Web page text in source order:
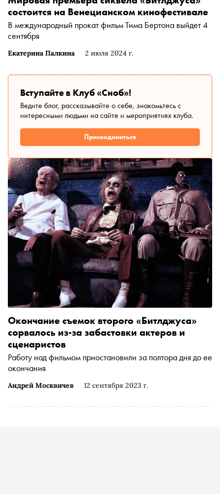
Екатерина Палкина 2 июля 2024 г.
состоится на Венецианском кинофестивале
В международный прокат фильм Тима Бертона выйдет 4
сентября
Вступайте в Клуб «Сноб»!
Ведите блог, рассказывайте о себе, знакомьтесь с
интересными людьми на сайте и мероприятиях клуба.
Присоединиться
Андрей Москвичев 12 сентября 2023 г.
Окончание съемок второго «Битлджуса»
сорвалось из-за забастовки актеров и
сценаристов
Работу над фильмом приостановили за полтора дня до ее
окончания